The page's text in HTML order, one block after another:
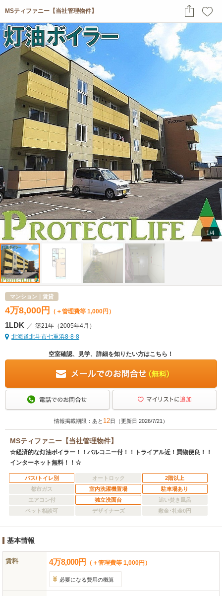
1/4
MSティファニー【当社管理物件】
マンション｜賃貸
4万8,000 円 （＋管理費等 1,000円）
1LDK ／ 築21年 （2005年4月）
北海道北斗市七重浜8-8-8
空室確認、見学、詳細を知りたい方はこちら！
情報掲載期限：あと 12日（更新日 2026/7/21）
MSティファニー【当社管理物件】
☆経済的な灯油ボイラー！！バルコニー付！！トライアル近！買物便良！！
インターネット無料！！☆
バス/トイレ別 オートロック
2階以上
都市ガス
室内洗濯機置場
駐車場あり
エアコン付
独立洗面台
追い焚き風呂
ペット相談可
デザイナーズ 敷金･礼金0円
基本情報
賃料 4万8,000円 （＋管理費等 1,000円）
必要になる費用の概算